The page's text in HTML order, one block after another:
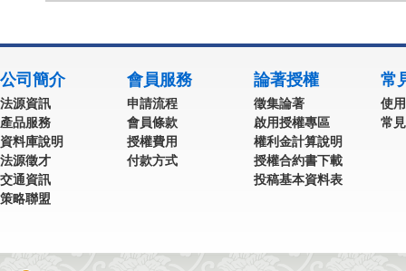
公司簡介
法源資訊
產品服務
資料庫說明
法源徵才
交通資訊
策略聯盟
會員服務
申請流程
會員條款
授權費用
付款方式
論著授權
徵集論著
啟用授權專區
權利金計算說明
授權合約書下載
投稿基本資料表
常
使
常